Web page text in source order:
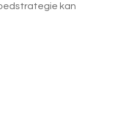
kan